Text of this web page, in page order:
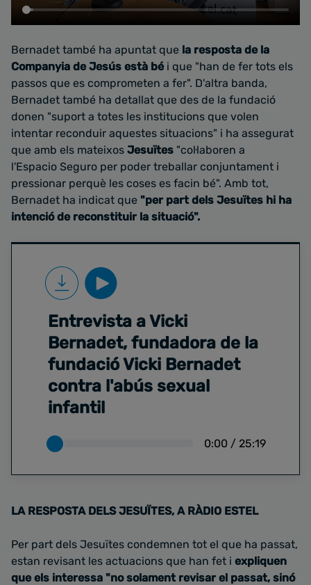
Bernadet també ha apuntat que la resposta de la
Companyia de Jesús està béi que "han de fer tots els
passos que es comprometen a fer". D'altra banda,
Bernadet també ha detallat que des de la fundació
donen "suport a totes les institucions que volen
intentar reconduir aquestes situacions" i ha assegurat
que amb els mateixos Jesuïtes "col·laboren a
l'Espacio Seguro per poder treballar conjuntament i
pressionar perquè les coses es facin bé". Amb tot,
Bernadet ha indicat que "per part dels Jesuïtes hi ha
intenció de reconstituir la situació".
Entrevista a Vicki
Bernadet, fundadora de la
fundació Vicki Bernadet
contra l'abús sexual
infantil
0:00 / 25:19
LA RESPOSTA DELS JESUÏTES, A RÀDIO ESTEL
Per part dels Jesuïtes condemnen tot el que ha passat,
estan revisant les actuacions que han fet i expliquen
que els interessa "no solament revisar el passat, sinó